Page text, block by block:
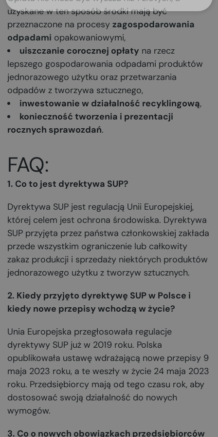
uzyskane w ten sposób środki mają być
przeznaczone na procesy zagospodarowania
odpadami opakowaniowymi,
uiszczanie corocznej opłaty na rzecz
lepszego gospodarowania odpadami produktów
jednorazowego użytku oraz przetwarzania
odpadów z tworzywa sztucznego,
inwestowanie w działalność recyklingową,
konieczność tworzenia i prezentacji
rocznych sprawozdań.
FAQ:
1. Co to jest dyrektywa SUP?
Dyrektywa SUP jest regulacją Unii Europejskiej,
której celem jest ochrona środowiska. Dyrektywa
SUP przyjęta przez państwa członkowskiej zakłada
przede wszystkim ograniczenie lub całkowity
zakaz produkcji i sprzedaży niektórych produktów
jednorazowego użytku z tworzyw sztucznych.
2. Kiedy przyjęto dyrektywę SUP w Polsce i
kiedy nowe przepisy wchodzą w życie?
Unia Europejska przegłosowała regulacje
dyrektywy SUP już w 2019 roku. Polska
opublikowała ustawę wdrażającą nowe przepisy 9
maja 2023 roku, a te weszły w życie 24 maja 2023
roku. Przedsiębiorcy mają od tego czasu rok, aby
dostosować swoją działalność do nowych
wymogów.
3. Co o nowych obowiązkach przedsiębiorców